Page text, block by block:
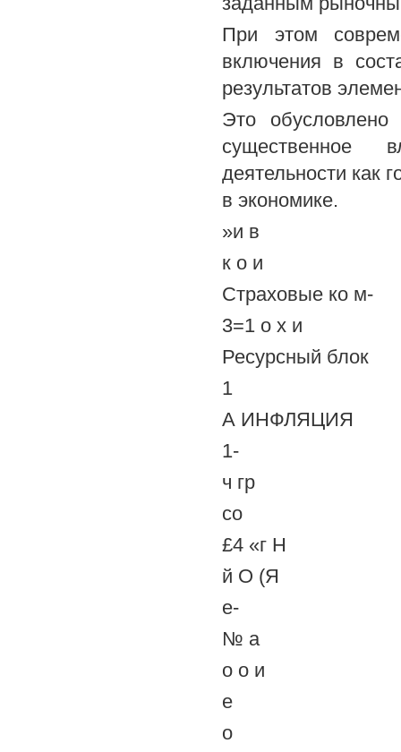
При этом
включения в
результатов
Это
существенное
деятельности как
в экономике.
»и в
к о и
Страховые ко м-
3=1 о х и
Ресурсный блок
1
А ИНФЛЯЦИЯ
1-
ч гр
со
£4 «г Н
й О (Я
е-
№ а
о о и
е
о